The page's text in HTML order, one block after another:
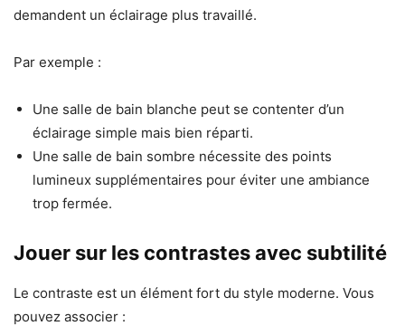
demandent un éclairage plus travaillé.
Par exemple :
Une salle de bain blanche peut se contenter d’un
éclairage simple mais bien réparti.
Une salle de bain sombre nécessite des points
lumineux supplémentaires pour éviter une ambiance
trop fermée.
Jouer sur les contrastes avec subtilité
Le contraste est un élément fort du style moderne. Vous
pouvez associer :